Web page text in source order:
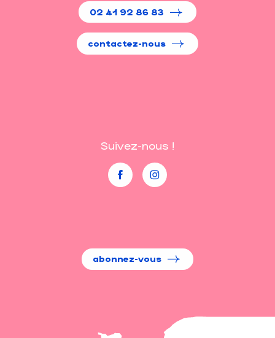
02 41 92 86 83
contactez-nous
Suivez-nous !
abonnez-vous